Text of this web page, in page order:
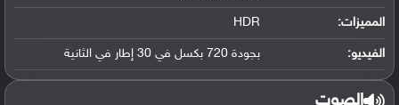
المميزات: HDR
الفيديو: بجودة 720 بكسل في 30 إطار في الثانية